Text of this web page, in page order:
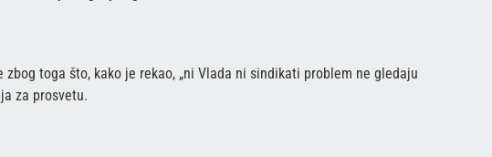
toga što, kako je rekao, „ni Vlada ni sindikati problem ne gledaju
za prosvetu.